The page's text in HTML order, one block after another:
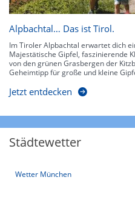
Alpbachtal… Das ist Tirol.
Im Tiroler Alpbachtal erwartet dich
Majestätische Gipfel, faszinierende
von den grünen Grasbergen der
Geheimtipp für große und kleine
Jetzt entdecken
Städtewetter
Wetter München